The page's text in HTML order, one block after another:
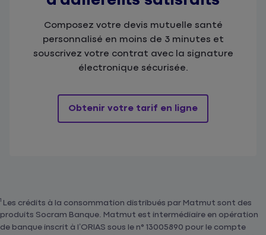
Composez votre devis mutuelle santé
personnalisé en moins de 3 minutes et
souscrivez votre contrat avec la signature
électronique sécurisée.
Obtenir votre tarif en ligne
1 Les crédits à la consommation distribués par Matmut sont des
produits Socram Banque. Matmut est intermédiaire en opération
de banque inscrit à l’ORIAS sous le n° 13005890 pour le compte